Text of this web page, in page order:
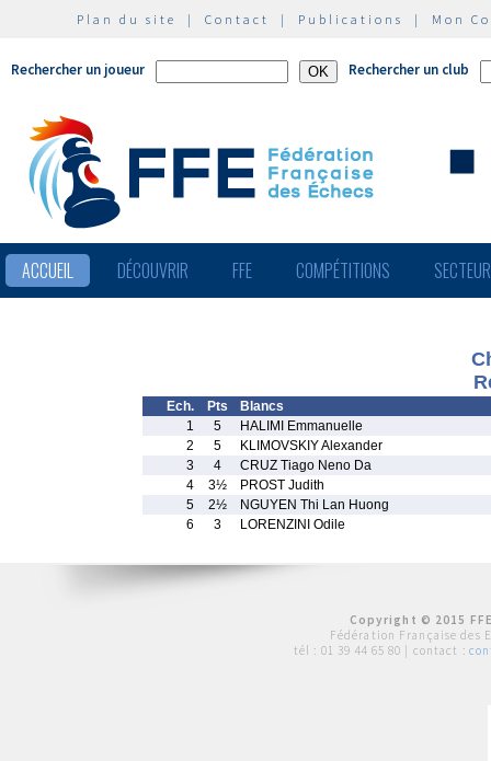
Plan du site | Contact | Publications | Mon
Rechercher un joueur Rechercher un club
ACCUEIL DÉCOUVRIR FFE COMPÉTITIONS
Ech. Pts
Blancs
1
5
HALIMI Emmanuelle
2
5
KLIMOVSKIY Alexander
3
4
CRUZ Tiago Neno Da
4
3½
PROST Judith
5
2½
NGUYEN Thi Lan Huong
6
3 LORENZINI Odile
Copyright © 2015
Fédération Française des
tél : 01 39 44 65 80 | contact :